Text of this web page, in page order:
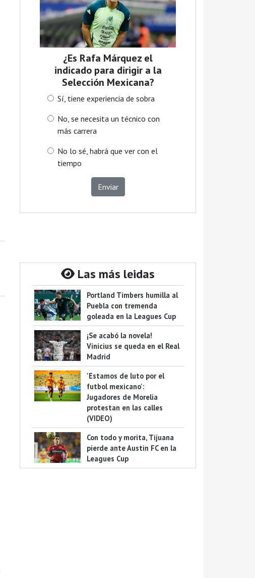
¿Es Rafa Márquez el
indicado para dirigir a la
Selección Mexicana?
Sí, tiene experiencia de sobra
No, se necesita un técnico con
más carrera
No lo sé, habrá que ver con el
tiempo
Enviar
Las más leidas
Portland Timbers humilla al
Puebla con tremenda
goleada en la Leagues Cup
¡Se acabó la novela!
Vinicius se queda en el Real
Madrid
'Estamos de luto por el
futbol mexicano':
Jugadores de Morelia
protestan en las calles
(VIDEO)
Con todo y morita, Tijuana
pierde ante Austin FC en la
Leagues Cup